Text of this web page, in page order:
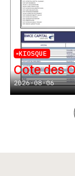
KIOSQUE
Cote des
2026-08-06